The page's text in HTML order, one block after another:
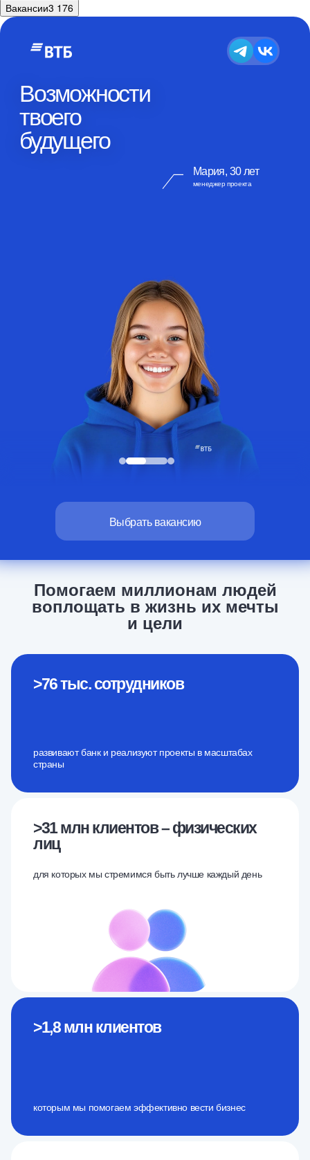
Вакансии3 176
Возможности
твоего
будущего
Выбрать вакансию
Мария, 30 лет
менеджер проекта
Помогаем миллионам людей
воплощать в жизнь их мечты
и цели
>76 тыс.сотрудников
развивают банк и реализуют проекты в масштабах
страны
>31 млн клиентов –физических
лиц
для которых мы стремимся быть лучше каждый день
>1,8 млнклиентов
которым мы помогаем эффективно вести бизнес